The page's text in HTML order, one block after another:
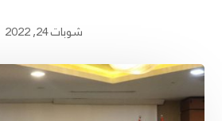
شوبات 24, 2022